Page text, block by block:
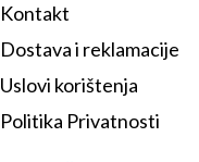
Kontakt
Dostava i reklamacije
Uslovi korištenja
Politika Privatnosti